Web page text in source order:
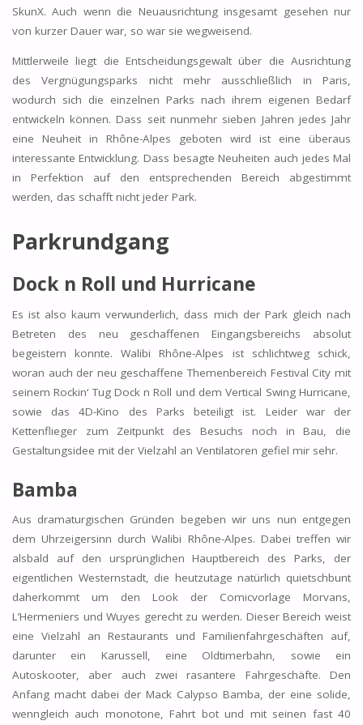
SkunX. Auch wenn die Neuausrichtung insgesamt gesehen nur
von kurzer Dauer war, so war sie wegweisend.
Mittlerweile liegt die Entscheidungsgewalt über die Ausrichtung
des Vergnügungsparks nicht mehr ausschließlich in Paris,
wodurch sich die einzelnen Parks nach ihrem eigenen Bedarf
entwickeln können. Dass seit nunmehr sieben Jahren jedes Jahr
eine Neuheit in Rhône-Alpes geboten wird ist eine überaus
interessante Entwicklung. Dass besagte Neuheiten auch jedes Mal
in Perfektion auf den entsprechenden Bereich abgestimmt
werden, das schafft nicht jeder Park.
Parkrundgang
Dock n Roll und Hurricane
Es ist also kaum verwunderlich, dass mich der Park gleich nach
Betreten des neu geschaffenen Eingangsbereichs absolut
begeistern konnte. Walibi Rhône-Alpes ist schlichtweg schick,
woran auch der neu geschaffene Themenbereich Festival City mit
seinem Rockin‘ Tug Dock n Roll und dem Vertical Swing Hurricane,
sowie das 4D-Kino des Parks beteiligt ist. Leider war der
Kettenflieger zum Zeitpunkt des Besuchs noch in Bau, die
Gestaltungsidee mit der Vielzahl an Ventilatoren gefiel mir sehr.
Bamba
Aus dramaturgischen Gründen begeben wir uns nun entgegen
dem Uhrzeigersinn durch Walibi Rhône-Alpes. Dabei treffen wir
alsbald auf den ursprünglichen Hauptbereich des Parks, der
eigentlichen Westernstadt, die heutzutage natürlich quietschbunt
daherkommt um den Look der Comicvorlage Morvans,
L’Hermeniers und Wuyes gerecht zu werden. Dieser Bereich weist
eine Vielzahl an Restaurants und Familienfahrgeschäften auf,
darunter ein Karussell, eine Oldtimerbahn, sowie ein
Autoskooter, aber auch zwei rasantere Fahrgeschäfte. Den
Anfang macht dabei der Mack Calypso Bamba, der eine solide,
wenngleich auch monotone, Fahrt bot und mit seinen fast 40